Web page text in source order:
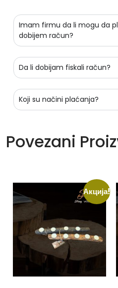
Imam firmu da li mogu da
dobijem račun?
Da li dobijam fiskali račun?
Koji su načini plaćanja?
Povezani
Акција!